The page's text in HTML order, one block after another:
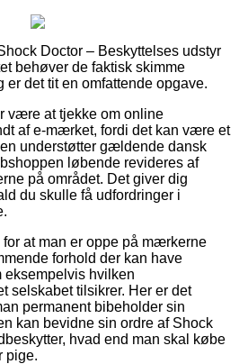
Doctor – Beskyttelses udstyr
behøver de faktisk skimme
er det tit en omfattende opgave.
være at tjekke om online
af e-mærket, fordi det kan være et
understøtter gældende dansk
løbende revideres af
på området. Det giver dig
du skulle få udfordringer i
at man er oppe på mærkerne
forhold der kan have
eksempelvis hvilken
selskabet tilsikrer. Her er det
permanent bibeholder sin
kan bevidne sin ordre af Shock
hvad end man skal købe
pige.